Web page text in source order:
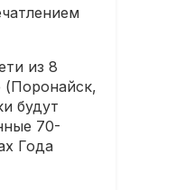
из 8
(Поронайск,
будут
70-
Года